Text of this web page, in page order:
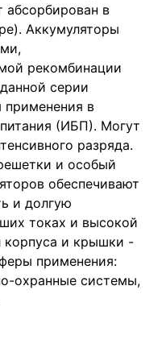
абсорбирован в
Аккумуляторы
рекомбинации
серии
применения в
(ИБП). Могут
разряда.
и особый
обеспечивают
и долгую
токах и высокой
корпуса и крышки -
применения:
охранные системы,